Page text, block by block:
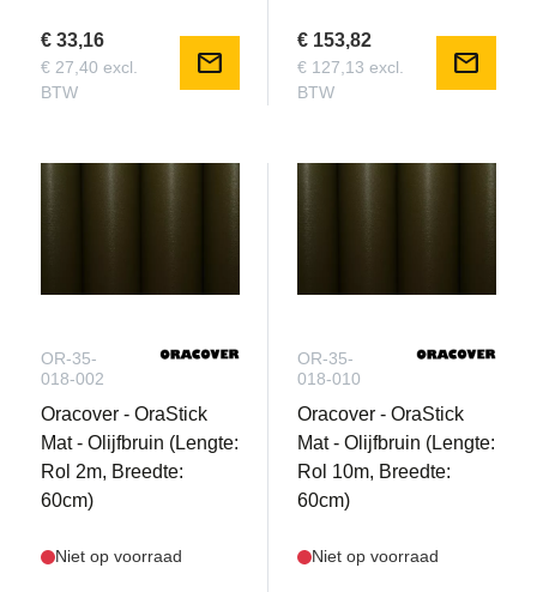
€ 33,16
€ 27,40 excl.
BTW
mail
€ 153,82
€ 127,13 excl.
BTW
mail
OR-35-
018-002
Oracover - OraStick
Mat - Olijfbruin (Lengte:
Rol 2m, Breedte:
60cm)
Niet op voorraad
OR-35-
018-010
Oracover - OraStick
Mat - Olijfbruin (Lengte:
Rol 10m, Breedte:
60cm)
Niet op voorraad